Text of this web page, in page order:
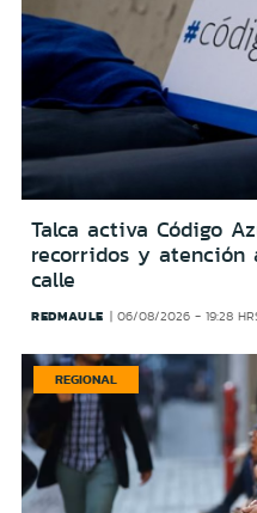
Talca activa Código
recorridos y atención
calle
REDMAULE 06/08/2026 - 19:28
REGIONAL